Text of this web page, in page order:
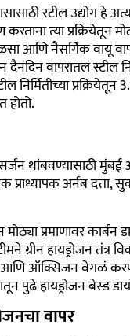
स्टील उद्योग हे
त्या प्रक्रियेतून
आणि नैसर्गिक वायू
वापरातलं स्टील
निर्मितीच्या
उत्सर्जन
प्राध्यापक अर्नब
मोठ्या प्रमाणावर
ग्रीन हायड्रोजन
ऑक्सिजन वेगळं करणं.
पुढे हायड्रोजन
वापर